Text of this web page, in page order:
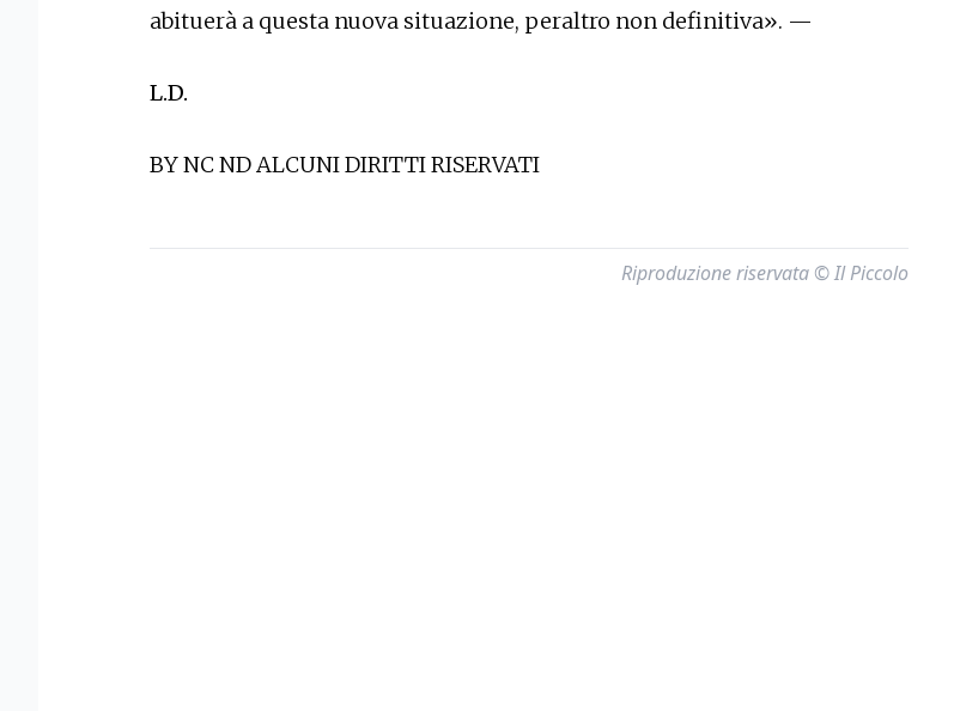
abituerà a questa nuova situazione, peraltro non definitiva». —
L.D.
BY NC ND ALCUNI DIRITTI RISERVATI
Riproduzione riservata © Il Piccolo